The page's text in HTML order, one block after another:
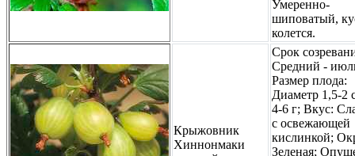
Умеренно-
шиповатый,
колется.
Крыжовник
Хиннонмаки
Срок
Средний -
Размер плода:
Диаметр 1,5-2
4-6 г; Вкус:
с освежающей
кислинкой;
Зеленая;